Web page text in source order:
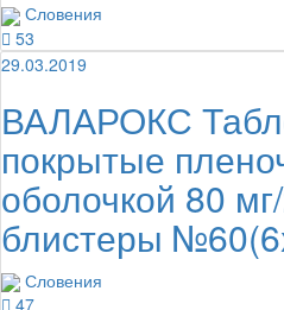
Словения
53
29.03.2019
ВАЛАРОКС
покрытые
оболочкой 80
блистеры
Словения
47